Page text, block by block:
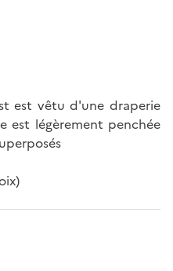
est vêtu d'une draperie
est légèrement penchée